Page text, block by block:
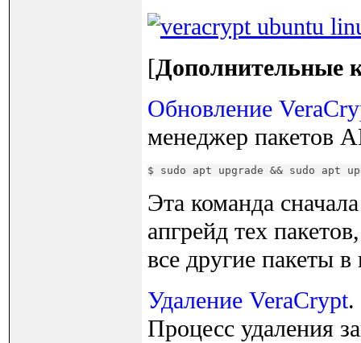
[Дополнительные
Обновление
менеджер пакетов
$ sudo apt upgrade && sudo apt
Эта команда
апгрейд тех
все другие пакеты
Удаление VeraCrypt.
Процесс удаления